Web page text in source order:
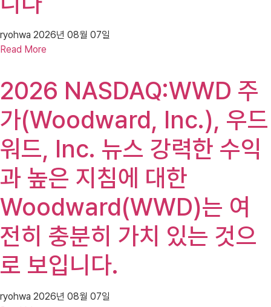
ryohwa 2026년 08월 07일
Read More
2026 NASDAQ:WWD 주
가(Woodward, Inc.), 우드
워드, Inc. 뉴스 강력한 수익
과 높은 지침에 대한
Woodward(WWD)는 여
전히 충분히 가치 있는 것으
로 보입니다.
ryohwa 2026년 08월 07일